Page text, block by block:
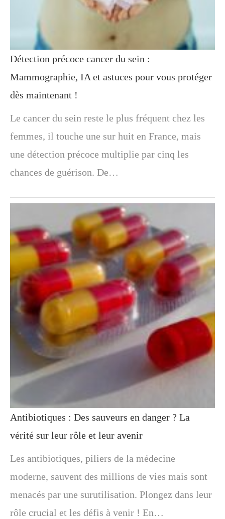
Détection précoce cancer du sein :
Mammographie, IA et astuces pour vous protéger
dès maintenant !
Le cancer du sein reste le plus fréquent chez les
femmes, il touche une sur huit en France, mais
une détection précoce multiplie par cinq les
chances de guérison. De…
Antibiotiques : Des sauveurs en danger ? La
vérité sur leur rôle et leur avenir
Les antibiotiques, piliers de la médecine
moderne, sauvent des millions de vies mais sont
menacés par une surutilisation. Plongez dans leur
rôle crucial et les défis à venir ! En…